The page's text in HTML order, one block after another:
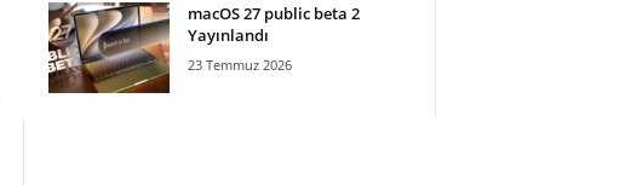
macOS 27 public beta 2
Yayınlandı
23 Temmuz 2026